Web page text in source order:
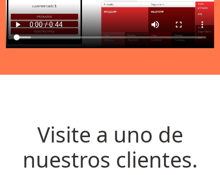
Visite a uno de
nuestros clientes.